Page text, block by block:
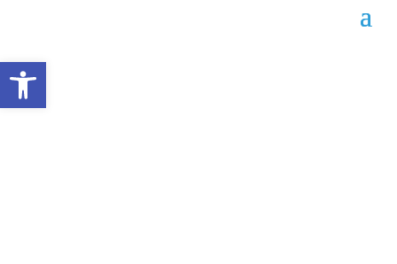
Open toolbar